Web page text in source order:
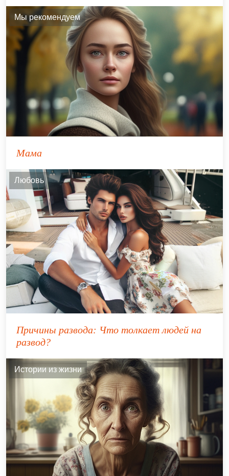
Мы рекомендуем
Мама
Любовь
Причины развода: Что толкает людей на
развод?
Истории из жизни